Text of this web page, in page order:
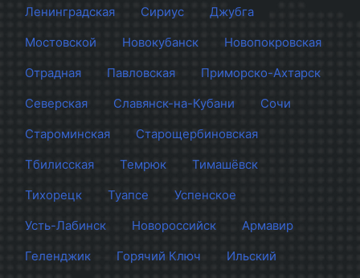
Ленинградская
Сириус
Джубга
Мостовской
Новокубанск
Новопокровская
Отрадная
Павловская
Приморско-Ахтарск
Северская
Славянск-на-Кубани
Сочи
Староминская
Старощербиновская
Тбилисская
Темрюк
Тимашёвск
Тихорецк
Туапсе
Успенское
Усть-Лабинск
Новороссийск
Армавир
Геленджик
Горячий Ключ
Ильский